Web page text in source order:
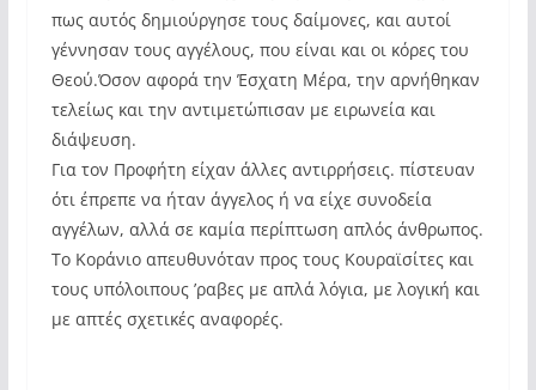
πως αυτός δημιούργησε τους δαίμονες, και αυτοί
γέννησαν τους αγγέλους, που είναι και οι κόρες του
Θεού.Όσον αφορά την Έσχατη Μέρα, την αρνήθηκαν
τελείως και την αντιμετώπισαν με ειρωνεία και
διάψευση.
Για τον Προφήτη είχαν άλλες αντιρρήσεις. πίστευαν
ότι έπρεπε να ήταν άγγελος ή να είχε συνοδεία
αγγέλων, αλλά σε καμία περίπτωση απλός άνθρωπος.
Το Κοράνιο απευθυνόταν προς τους Κουραϊσίτες και
τους υπόλοιπους ’ραβες με απλά λόγια, με λογική και
με απτές σχετικές αναφορές.